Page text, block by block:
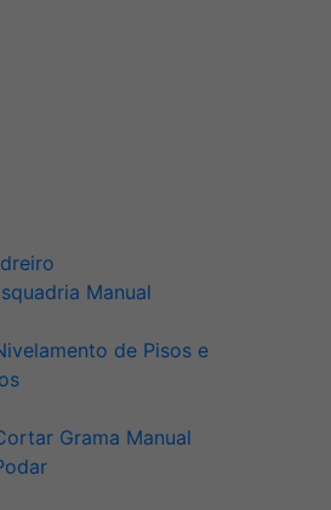
Manual
de Pisos e
Grama Manual